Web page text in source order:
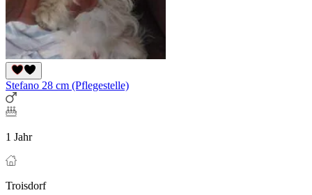
Stefano 28 cm (Pflegestelle)
1 Jahr
Troisdorf